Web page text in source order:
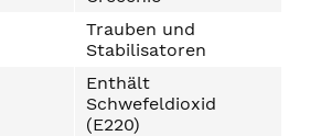
Trauben und
Stabilisatoren
Enthält
Schwefeldioxid
(E220)